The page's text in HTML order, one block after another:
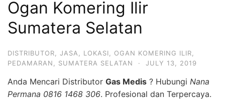
Ogan Komering Ilir
Sumatera Selatan
DISTRIBUTOR JASA LOKASI OGAN KOMERING ILIR
PEDAMARAN
SUMATERA SELATAN · JULY 13, 2019
Anda Mencari Distributor Gas Medis ? Hubungi Nana
Permana 0816 1468 306. Profesional dan Terpercaya.